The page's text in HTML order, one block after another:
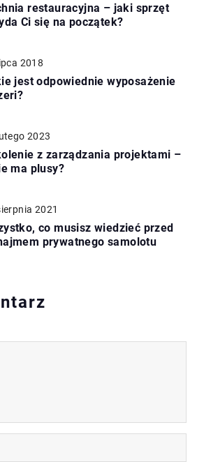
restauracyjna – jaki sprzęt
Ci się na początek?
2018
jest odpowiednie wyposażenie
2023
z zarządzania projektami –
ma plusy?
2021
co musisz wiedzieć przed
prywatnego samolotu